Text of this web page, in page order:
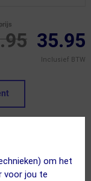
om het
voor jou te
35.95
Inclusief BTW